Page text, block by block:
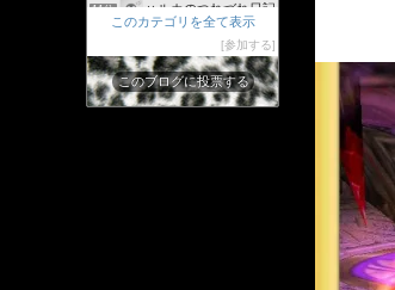
11位 ハルカのつれづれ日記
13位 ジャスたいむ
14位 30過ぎてもゲーム好き
このカテゴリを全て表示
参加する
このブログに投票する